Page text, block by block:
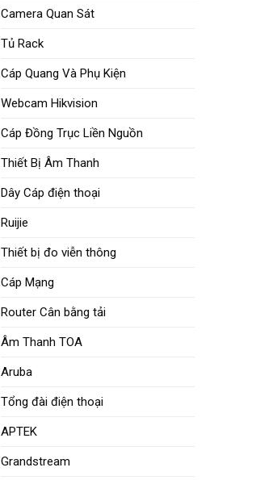
Camera Quan Sát
Tủ Rack
Cáp Quang Và Phụ Kiện
Webcam Hikvision
Cáp Đồng Trục Liền Nguồn
Thiết Bị Âm Thanh
Dây Cáp điện thoại
Ruijie
Thiết bị đo viễn thông
Cáp Mạng
Router Cân bằng tải
Âm Thanh TOA
Aruba
Tổng đài điện thoại
APTEK
Grandstream